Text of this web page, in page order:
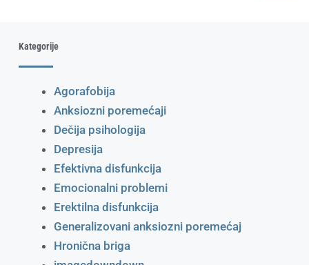
Kategorije
Agorafobija
Anksiozni poremećaji
Dečija psihologija
Depresija
Efektivna disfunkcija
Emocionalni problemi
Erektilna disfunkcija
Generalizovani anksiozni poremećaj
Hronična briga